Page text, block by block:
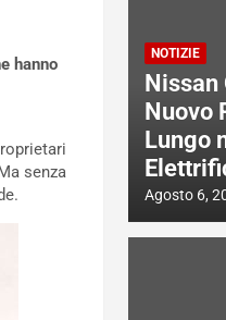
hanno
senza
NOTIZIE
Nissan
Nuovo
Lungo
Agosto 6,